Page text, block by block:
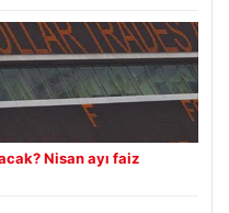
Nisan ayı faiz